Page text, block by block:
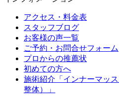
アクセス・料金表
スタッフブログ
お客様の声一覧
ご予約・お問合せフォーム
プロからの推薦状
初めての方へ
施術紹介「インナーマッ
整体）」